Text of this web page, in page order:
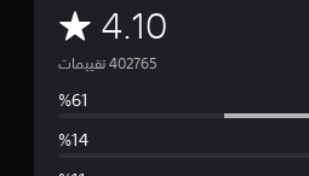
4.10م
ت
و
س